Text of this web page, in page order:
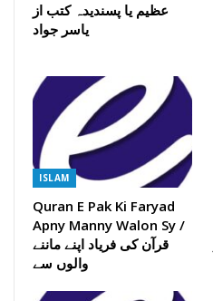
عظیم یا پسندیدہ کتب از
یاسر جواد
ISLAM
Quran E Pak Ki Faryad
Apny Manny Walon Sy /
قرآن کی فریاد اپنے ماننے
والوں سے